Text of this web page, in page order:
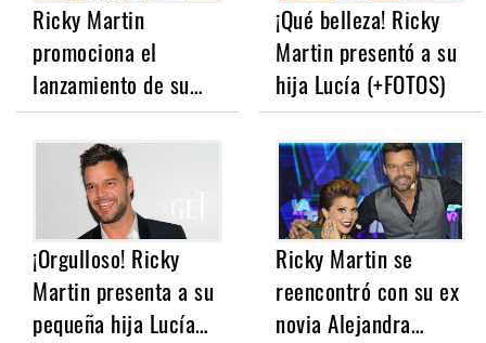
Ricky Martin
promociona el
lanzamiento de su…
¡Qué belleza! Ricky
Martin presentó a su
hija Lucía (+FOTOS)
¡Orgulloso! Ricky
Martin presenta a su
pequeña hija Lucía…
Ricky Martin se
reencontró con su ex
novia Alejandra…